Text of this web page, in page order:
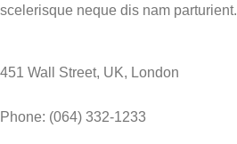
scelerisque neque dis nam parturient.
451 Wall Street, UK, London
Phone: (064) 332-1233